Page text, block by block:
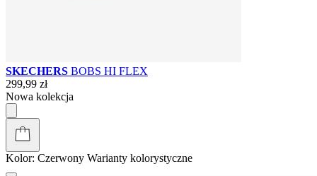
SKECHERS BOBS HI FLEX
299,99 zł
Nowa kolekcja
Kolor: Czerwony Warianty kolorystyczne